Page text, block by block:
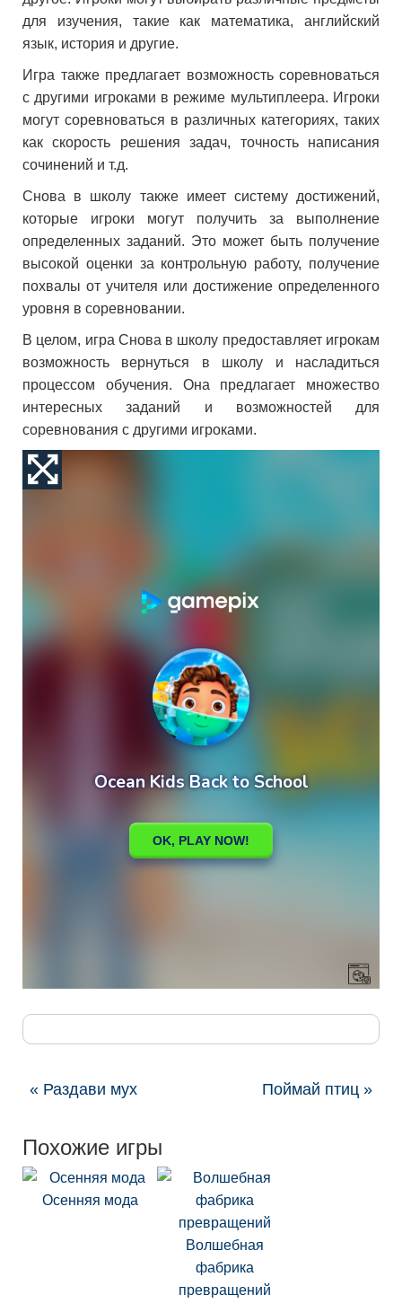
для изучения, такие как математика, английский
язык, история и другие.
Игра также предлагает возможность соревноваться
с другими игроками в режиме мультиплеера. Игроки
могут соревноваться в различных категориях, таких
как скорость решения задач, точность написания
сочинений и т.д.
Снова в школу также имеет систему достижений,
которые игроки могут получить за выполнение
определенных заданий. Это может быть получение
высокой оценки за контрольную работу, получение
похвалы от учителя или достижение определенного
уровня в соревновании.
В целом, игра Снова в школу предоставляет игрокам
возможность вернуться в школу и насладиться
процессом обучения. Она предлагает множество
интересных заданий и возможностей для
соревнования с другими игроками.
« Раздави мух Поймай птиц »
Похожие игры
Осенняя мода
Волшебная
фабрика
превращений